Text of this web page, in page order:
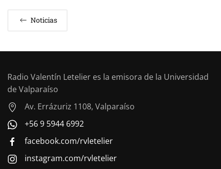
Noticias
Radio Valentín Letelier es la emisora de la Universidad
de Valparaíso
Av. Errázuriz 1108, Valparaíso
+56 9 5944 6992
facebook.com/rvletelier
instagram.com/rvletelier